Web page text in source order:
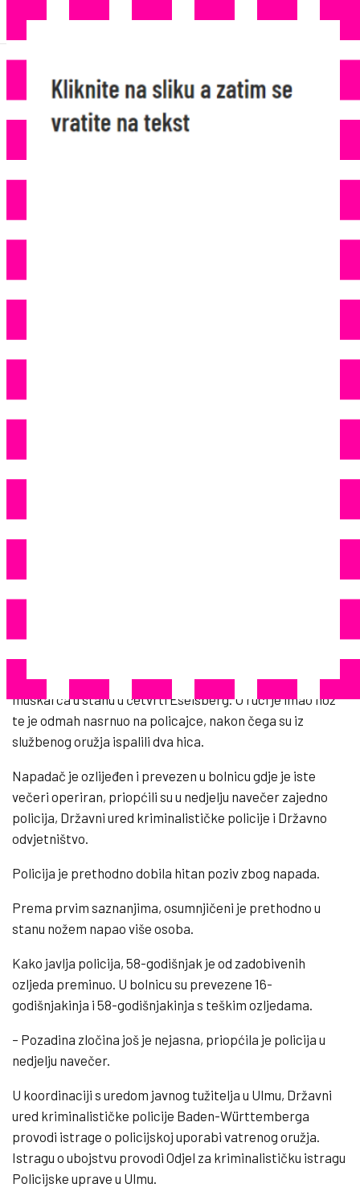
NAPAD U NJEMAČKOM GRADU:
54-Godišnjak Nožem Ubio 58-
Godišnjaka, Teško Ozlijedio 16-
Godišnjakinju I 58-
Godišnjakinju
Policija je u srijedu ustrijelila i ranila 54-godišnjeg
muškarca u Ulmu koji je prethodno nožem napao i usmrtio
godišnjakinju.
– Prva pristigla policijska jedinica pronašla je krvavog
muškarca u stanu u četvrti Eselsberg. U ruci je imao nož
te je odmah nasrnuo na policajce, nakon čega su iz
službenog oružja ispalili dva hica.
Napadač je ozlijeđen i prevezen u bolnicu gdje je iste
večeri operiran, priopćili su u nedjelju navečer zajedno
policija, Državni ured kriminalističke policije i Državno
odvjetništvo.
Policija je prethodno dobila hitan poziv zbog napada.
Prema prvim saznanjima, osumnjičeni je prethodno u
stanu nožem napao više osoba.
Kako javlja policija, 58-godišnjak je od zadobivenih
ozljeda preminuo. U bolnicu su prevezene 16-
godišnjakinja i 58-godišnjakinja s teškim ozljedama.
– Pozadina zločina još je nejasna, priopćila je policija u
nedjelju navečer.
U koordinaciji s uredom javnog tužitelja u Ulmu, Državni
ured kriminalističke policije Baden-Württemberga
provodi istrage o policijskoj uporabi vatrenog oružja.
Istragu o ubojstvu provodi Odjel za kriminalističku istragu
Policijske uprave u Ulmu.